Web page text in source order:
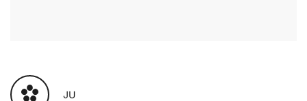
JU